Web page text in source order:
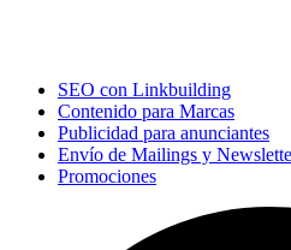
SEO con Linkbuilding
Contenido para Marcas
Publicidad para anunciantes
Envío de Mailings y
Promociones